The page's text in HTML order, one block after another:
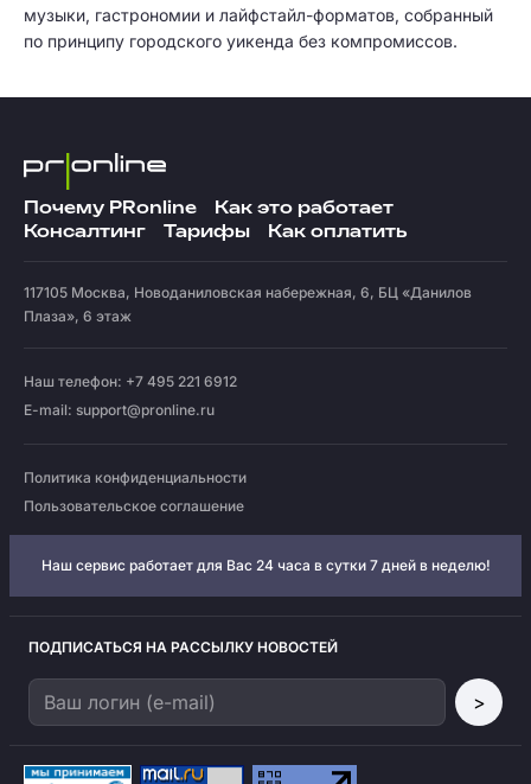
музыки, гастрономии и лайфстайл-форматов, собранный
по принципу городского уикенда без компромиссов.
Почему PRonline
Как это работает
Консалтинг
Тарифы Как оплатить
117105 Москва, Новоданиловская набережная, 6, БЦ «Данилов
Плаза», 6 этаж
Наш телефон: +7 495 221 6912
E-mail: support@pronline.ru
Политика конфиденциальности
Пользовательское соглашение
Наш сервис работает для Вас 24 часа в сутки 7 дней в неделю!
ПОДПИСАТЬСЯ НА РАССЫЛКУ НОВОСТЕЙ